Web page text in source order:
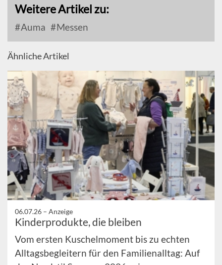
Weitere Artikel zu:
Auma Messen
Ähnliche Artikel
06.07.26 – Anzeige
Kinderprodukte, die bleiben
Vom ersten Kuschelmoment bis zu echten
Alltagsbegleitern für den Familienalltag: Auf